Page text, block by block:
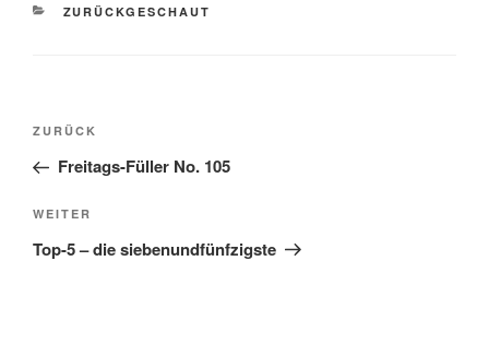
KATEGORIEN
ZURÜCKGESCHAUT
Beitragsnavigation
Vorheriger
Beitrag
ZURÜCK
Freitags-Füller No. 105
Nächster
Beitrag
WEITER
Top-5 – die siebenundfünfzigste